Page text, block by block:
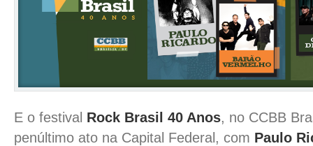
E o festival Rock Brasil 40 Anos, no CCBB
penúltimo ato na Capital Federal, com Paulo